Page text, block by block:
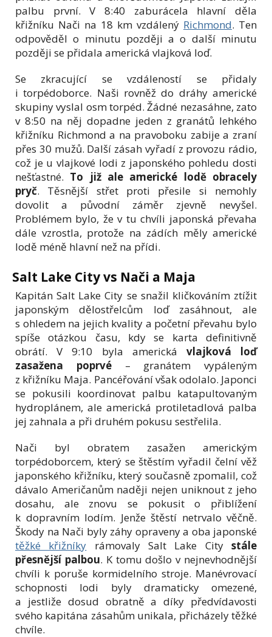
palbu první. V 8:40 zaburácela hlavní děla
křižníku Nači na 18 km vzdálený Richmond. Ten
odpověděl o minutu později a o další minutu
později se přidala americká vlajková loď.
Se zkracující se vzdáleností se přidaly
i torpédoborce. Naši rovněž do dráhy americké
skupiny vyslal osm torpéd. Žádné nezasáhne, zato
v 8:50 na něj dopadne jeden z granátů lehkého
křižníku Richmond a na pravoboku zabije a zraní
přes 30 mužů. Další zásah vyřadí z provozu rádio,
což je u vlajkové lodi z japonského pohledu dosti
nešťastné. To již ale americké lodě obracely
pryč. Těsnější střet proti přesile si nemohly
dovolit a původní záměr zjevně nevyšel.
Problémem bylo, že v tu chvíli japonská převaha
dále vzrostla, protože na zádích měly americké
lodě méně hlavní než na přídi.
Salt Lake City vs Nači a Maja
Kapitán Salt Lake City se snažil kličkováním ztížit
japonským dělostřelcům loď zasáhnout, ale
s ohledem na jejich kvality a početní převahu bylo
spíše otázkou času, kdy se karta definitivně
obrátí. V 9:10 byla americká vlajková loď
zasažena poprvé– granátem vypáleným
z křižníku Maja. Pancéřování však odolalo. Japonci
se pokusili koordinovat palbu katapultovaným
hydroplánem, ale americká protiletadlová palba
jej zahnala a při druhém pokusu sestřelila.
Nači byl obratem zasažen americkým
torpédoborcem, který se štěstím vyřadil čelní věž
japonského křižníku, který současně zpomalil, což
dávalo Američanům naději nejen uniknout z jeho
dosahu, ale znovu se pokusit o přiblížení
k dopravním lodím. Jenže štěstí netrvalo věčně.
Škody na Nači byly záhy opraveny a oba japonské
těžké křižníky rámovaly Salt Lake Citystále
přesnější palbou. K tomu došlo v nejnevhodnější
chvíli k poruše kormidelního stroje. Manévrovací
schopnosti lodi byly dramaticky omezené,
a jestliže dosud obratně a díky předvídavosti
svého kapitána zásahům unikala, přicházely těžké
chvíle.